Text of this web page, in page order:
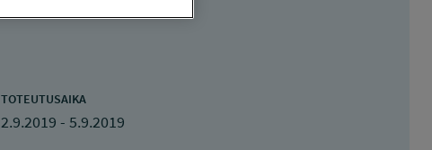
TOTEUTUSAIKA
2.9.2019 - 5.9.2019